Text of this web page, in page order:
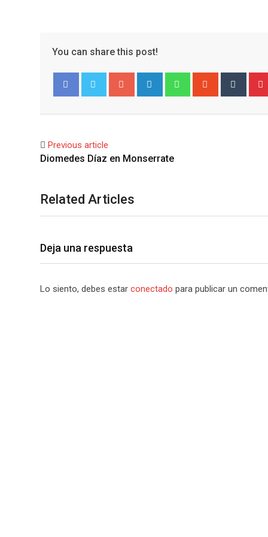
You can share this post!
Google+ LinkedIn WhatsappStumbleUpon
Tumblr
Previous article
Diomedes Díaz en Monserrate
Related Articles
Deja una respuesta
Lo siento, debes estar conectado para publicar un